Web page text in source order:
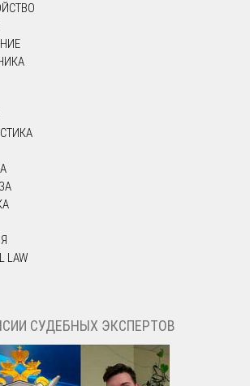
LAW
СУДЕБНЫХ ЭКСПЕРТОВ